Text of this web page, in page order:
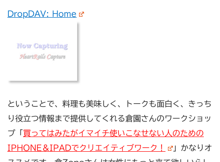
DropDAV: Home
ということで、料理も美味しく、トークも面白く、きっち
り役立つ情報まで提供してくれる倉園さんのワークショッ
プ「買ってはみたがイマイチ使いこなせない人のための
IPHONE＆IPADでクリエイティブワーク！
」かなりオ